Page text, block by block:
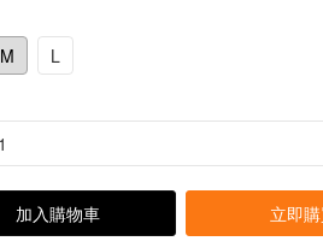
M L
加入購物車 立即